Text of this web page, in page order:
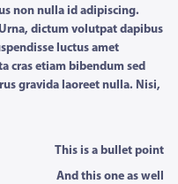
non nulla id adipiscing.
dictum volutpat dapibus
luctus amet
cras etiam bibendum sed
gravida laoreet nulla. Nisi,
This is a bullet point
And this one as well